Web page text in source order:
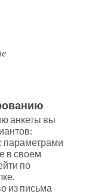
анкеты вы
параметрами
в своем
по
из письма